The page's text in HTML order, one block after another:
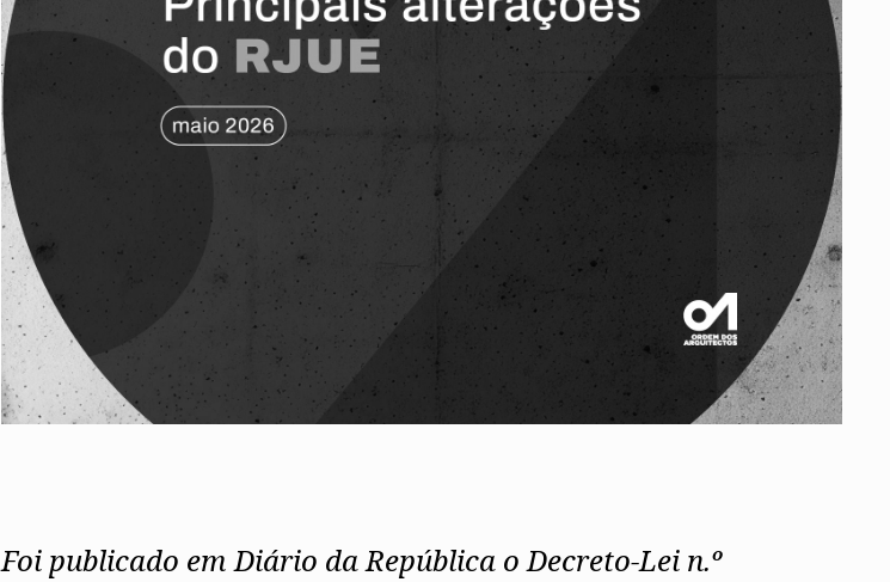
Habitar Portugal
Glossário de Arquitectura de
Lisboa e Vale do Tejo
Alentejo
Madeira
Toda a OA
Norte
Centro
Lisboa e Vale do Tejo
Alentejo
Algarve
Madeira
Açores
Foi publicado em Diário da República oDecreto-Lei n.º